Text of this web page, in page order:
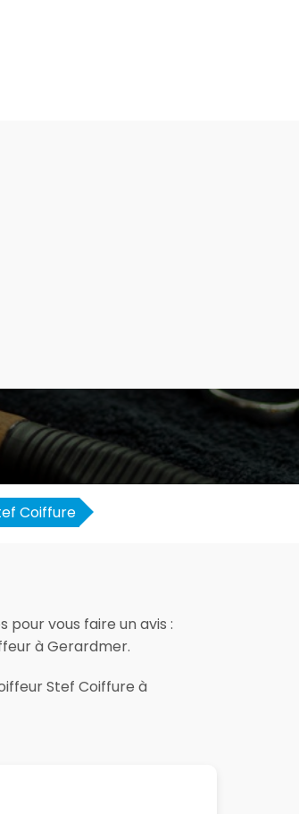
Coiffure
vous faire un avis :
à Gerardmer.
Stef Coiffure à